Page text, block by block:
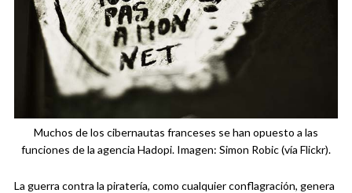
Muchos de los cibernautas franceses se han opuesto a las
funciones de la agencia Hadopi. Imagen: Simon Robic (vía Flickr).
La guerra contra la piratería, como cualquier conflagración, genera